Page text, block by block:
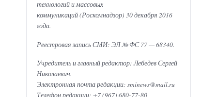
технологий и массовых
коммуникаций (Роскомнадзор) 30 декабря 2016
года.
Реестровая запись СМИ: ЭЛ № ФС 77 — 68340.
Учредитель и главный редактор: Лебедев Сергей
Николаевич.
Электронная почта редакции: sminews@mail.ru
Телефон редакции: +7 (967) 680-77-80